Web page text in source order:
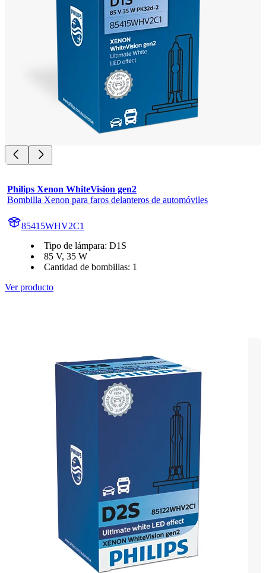
Philips Xenon WhiteVision gen2
Bombilla Xenon para faros delanteros de automóviles
85415WHV2C1
Tipo de lámpara: D1S
85 V, 35 W
Cantidad de bombillas: 1
Ver producto